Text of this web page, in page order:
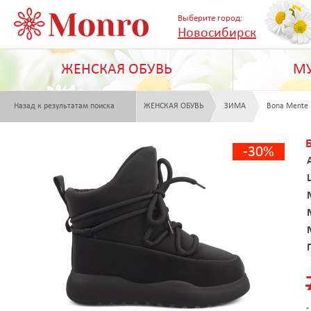
Выберите город:
Новосибирск
ЖЕНСКАЯ ОБУВЬ
Назад к результатам поиска ЖЕНСКАЯ ОБУВЬ ЗИМА Bona Mente
-30%